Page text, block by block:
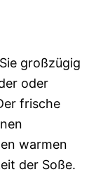
großzügig
oder
frische
warmen
der Soße.